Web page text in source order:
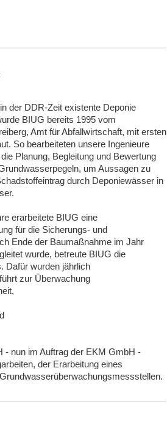
der DDR-Zeit existente Deponie
BIUG bereits 1995 vom
Amt für Abfallwirtschaft, mit ersten
So bearbeiteten unsere Ingenieure
Planung, Begleitung und Bewertung
um Aussagen zu
durch Deponiewässer in
erarbeitete BIUG eine
für die Sicherungs- und
Ende der Baumaßnahme im Jahr
wurde, betreute BIUG die
Dafür wurden jährlich
zur Überwachung
- nun im Auftrag der EKM GmbH -
der Erarbeitung eines